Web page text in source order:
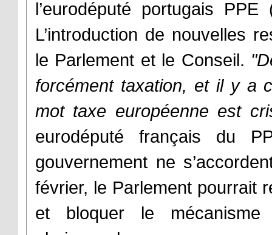
l’eurodéputé portugais
L’introduction de nouvelles
le Parlement et le Conseil.
forcément taxation, et il y a
mot taxe européenne est
eurodéputé français du
gouvernement ne
février, le Parlement pourrait
et bloquer le mécanisme